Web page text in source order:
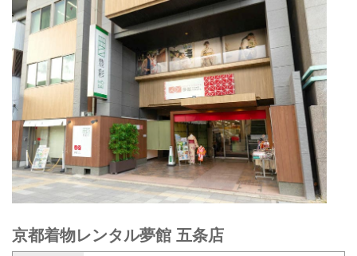
京都着物レンタル夢館 五条店